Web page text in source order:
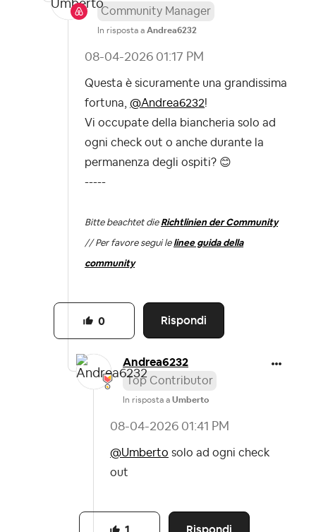
Community Manager
In risposta a Andrea6232
‎08-04-2026 01:17 PM
Questa è sicuramente una grandissima
fortuna, @Andrea6232!
Vi occupate della biancheria solo ad
ogni check out o anche durante la
permanenza degli ospiti? 😊
-----
Bitte beachtet die Richtlinien der Community
// Per favore segui le linee guida della
community
Rispondi
0
Andrea6232
Top Contributor
In risposta a Umberto
‎08-04-2026 01:41 PM
@Umberto solo ad ogni check
out